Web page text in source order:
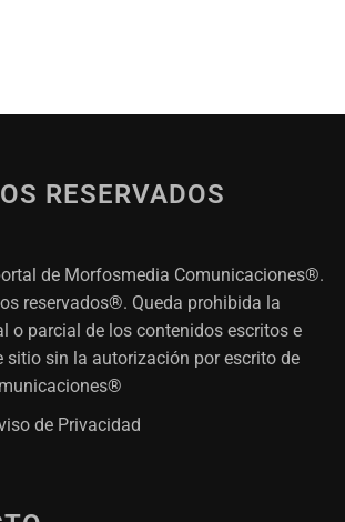
RESERVADOS
de Morfosmedia Comunicaciones®.
reservados®. Queda prohibida la
o parcial de los contenidos escritos e
sitio sin la autorización por escrito de
de Privacidad